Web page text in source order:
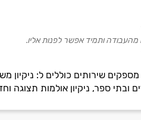
שירותים כוללים ל: ניקיון
ובתי ספר, ניקיון אולמות תצוגה
מהעבודה ותמיד אפשר לפנות אליו.